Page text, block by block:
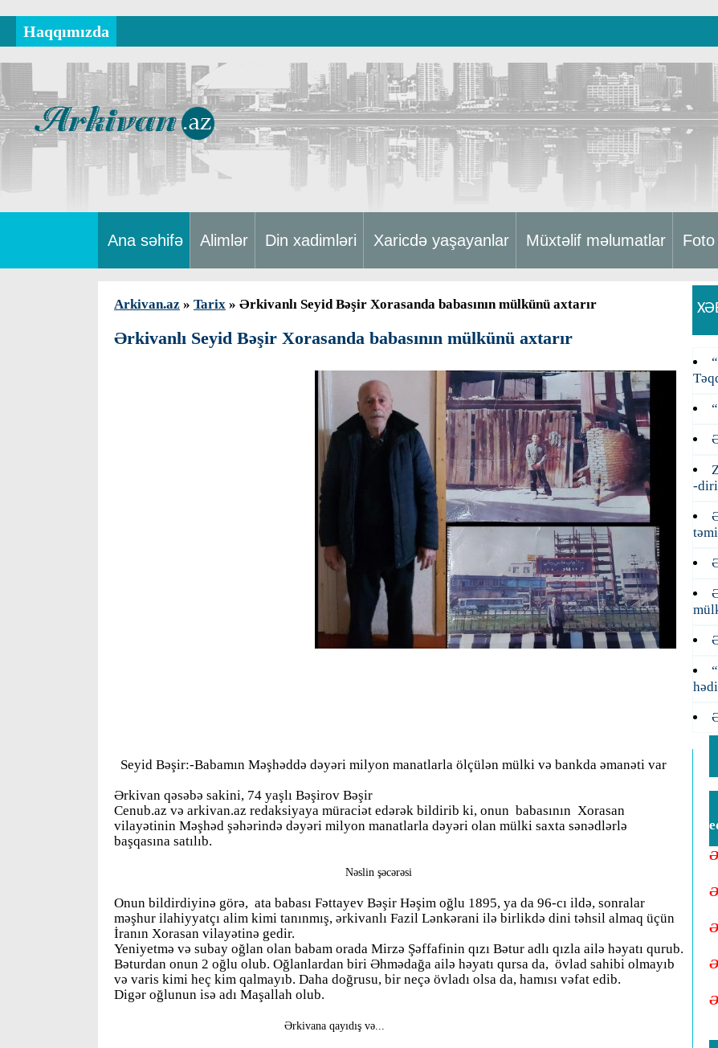
Haqqımızda
Ana səhifə Alimlər Din xadimləri Xaricdə yaşayanlar Müxtəlif məlumatlar Foto
Arkivan.az » Tarix » Ərkivanlı Seyid Bəşir Xorasanda babasının mülkünü axtarır
Ərkivanlı Seyid Bəşir Xorasanda babasının mülkünü axtarır
Seyid Bəşir:-Babamın Məşhəddə dəyəri milyon manatlarla ölçülən mülki və bankda əmanəti var
Ərkivan qəsəbə sakini, 74 yaşlı Bəşirov Bəşir
Cenub.az və arkivan.az redaksiyaya müraciət edərək bildirib ki, onun babasının Xorasan
vilayətinin Məşhəd şəhərində dəyəri milyon manatlarla dəyəri olan mülki saxta sənədlərlə
başqasına satılıb.
Nəslin şəcərəsi
Onun bildirdiyinə görə, ata babası Fəttayev Bəşir Həşim oğlu 1895, ya da 96-cı ildə, sonralar
məşhur ilahiyyatçı alim kimi tanınmış, ərkivanlı Fazil Lənkərani ilə birlikdə dini təhsil almaq üçün
İranın Xorasan vilayətinə gedir.
Yeniyetmə və subay oğlan olan babam orada Mirzə Şəffafinin qızı Bətur adlı qızla ailə həyatı qurub.
Bəturdan onun 2 oğlu olub. Oğlanlardan biri Əhmədağa ailə həyatı qursa da, övlad sahibi olmayıb
və varis kimi heç kim qalmayıb. Daha doğrusu, bir neçə övladı olsa da, hamısı vəfat edib.
Digər oğlunun isə adı Maşallah olub.
Ərkivana qayıdış və...
-